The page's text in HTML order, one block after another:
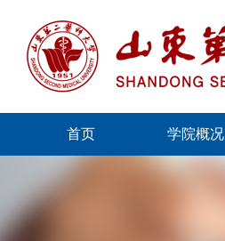
首页 学院概况